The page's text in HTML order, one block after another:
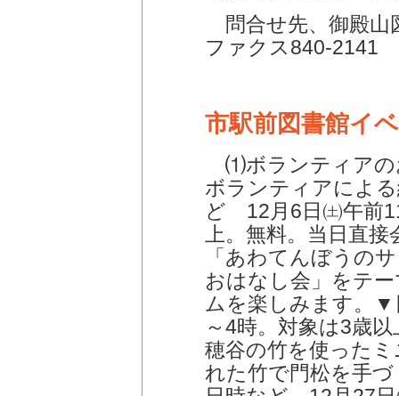
問合せ先、御殿山
ファクス840-2141
市駅前図書館イ
⑴ボランティアの
ボランティアによ
ど 12月6日㈯午前
上。無料。当日直
「あわてんぼうの
おはなし会」をテ
ムを楽しみます。
～4時。対象は3歳
穂谷の竹を使った
れた竹で門松を手